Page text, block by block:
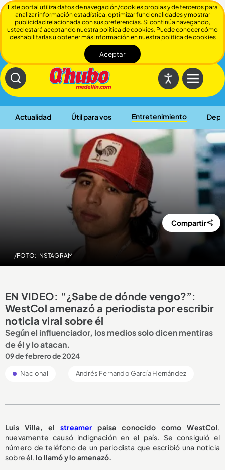
Actualidad Útil para vos Entretenimiento
Cerrar
/FOTO: INSTAGRAM
Compartir
EN VIDEO: “¿Sabe de dónde vengo?”:
WestCol amenazó a periodista por escribir
noticia viral sobre él
Según el influenciador, los medios solo dicen mentiras
de él y lo atacan.
09 de febrero de 2024
Nacional Andrés Fernando García Hernández
Luis Villa, el streamer paisa conocido como WestCol,
nuevamente causó indignación en el país. Se consiguió el
número de teléfono de un periodista que escribió una noticia
sobre él,lo llamó y lo amenazó.
Este portal utiliza datos de navegación/cookies propias y de terceros para
analizar información estadística, optimizar funcionalidades y mostrar
publicidad relacionada con sus preferencias. Si continúa navegando,
usted estará aceptando nuestra política de cookies. Puede conocer cómo
deshabilitarlas u obtener más información en nuestra politica de cookies
Aceptar